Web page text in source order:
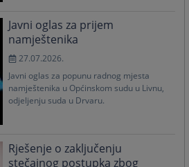
Javni oglas za prijem
namještenika
27.07.2026.
Javni oglas za popunu radnog mjesta
namještenika u Općinskom sudu u Livnu,
odjeljenju suda u Drvaru.
Rješenje o zaključenju
stečajnog postupka zbog